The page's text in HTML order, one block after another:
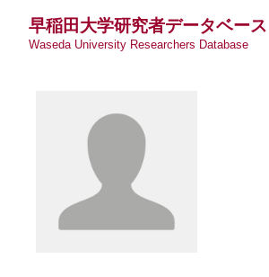
早稲田大学研究者データベース
Waseda University Researchers Database